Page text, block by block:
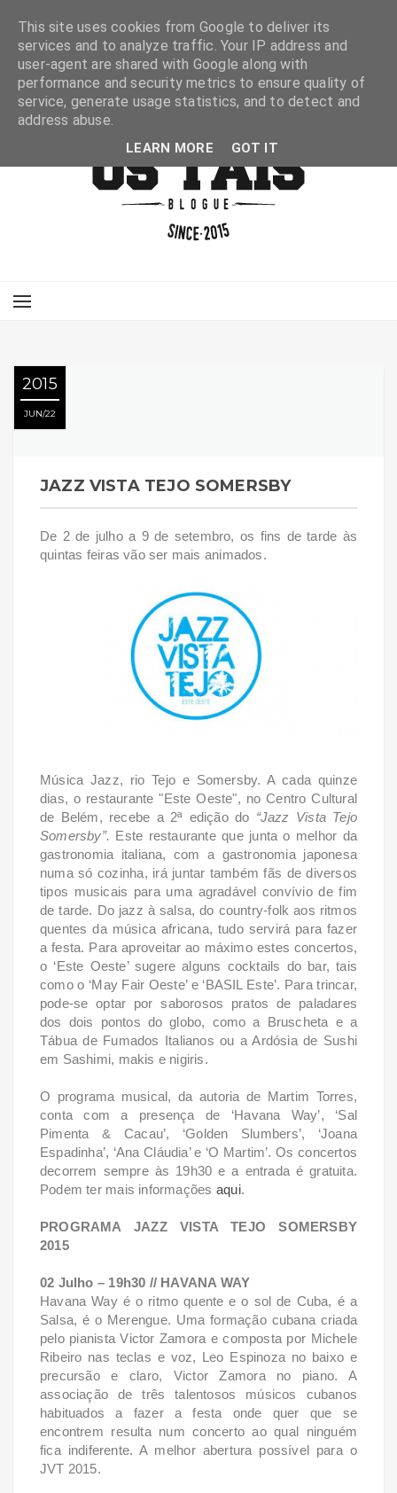
2015
JUN 22
JAZZ VISTA TEJO SOMERSBY
De 2 de julho a 9 de setembro, os fins de tarde às
quintas feiras vão ser mais animados.
Música Jazz, rio Tejo e Somersby. A cada quinze
dias, o restaurante "Este Oeste", no Centro Cultural
de Belém, recebe a 2ª edição do “Jazz Vista Tejo
Somersby”. Este restaurante que junta o melhor da
gastronomia italiana, com a gastronomia japonesa
numa só cozinha, irá juntar também fãs de diversos
tipos musicais para uma agradável convívio de fim
de tarde. Do jazz à salsa, do country-folk aos ritmos
quentes da música africana, tudo servirá para fazer
a festa. Para aproveitar ao máximo estes concertos,
o ‘Este Oeste’ sugere alguns cocktails do bar, tais
como o ‘May Fair Oeste’ e ‘BASIL Este’. Para trincar,
pode-se optar por saborosos pratos de paladares
dos dois pontos do globo, como a Bruscheta e a
Tábua de Fumados Italianos ou a Ardósia de Sushi
em Sashimi, makis e nigiris.
O programa musical, da autoria de Martim Torres,
conta com a presença de ‘Havana Way’, ‘Sal
Pimenta & Cacau’, ‘Golden Slumbers’, ‘Joana
Espadinha’, ‘Ana Cláudia’ e ‘O Martim’. Os concertos
decorrem sempre às 19h30 e a entrada é gratuita.
Podem ter mais informações aqui.
PROGRAMA JAZZ VISTA TEJO SOMERSBY
2015
02 Julho – 19h30 // HAVANA WAY
Havana Way é o ritmo quente e o sol de Cuba, é a
Salsa, é o Merengue. Uma formação cubana criada
pelo pianista Victor Zamora e composta por Michele
Ribeiro nas teclas e voz, Leo Espinoza no baixo e
precursão e claro, Victor Zamora no piano. A
associação de três talentosos músicos cubanos
habituados a fazer a festa onde quer que se
encontrem resulta num concerto ao qual ninguém
fica indiferente. A melhor abertura possível para o
JVT 2015.
This site uses cookies from Google to deliver its
services and to analyze traffic. Your IP address and
user-agent are shared with Google along with
performance and security metrics to ensure quality of
service, generate usage statistics, and to detect and
address abuse.
LEARN MORE GOT IT